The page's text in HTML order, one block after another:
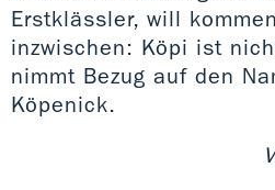
Erstklässler, will
inzwischen: Köpi ist
nimmt Bezug auf den
Köpenick.